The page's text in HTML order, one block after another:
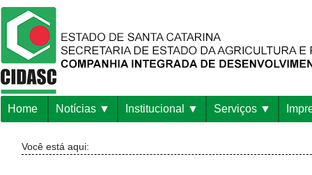
Home Notícias Institucional Serviços
Você está aqui: